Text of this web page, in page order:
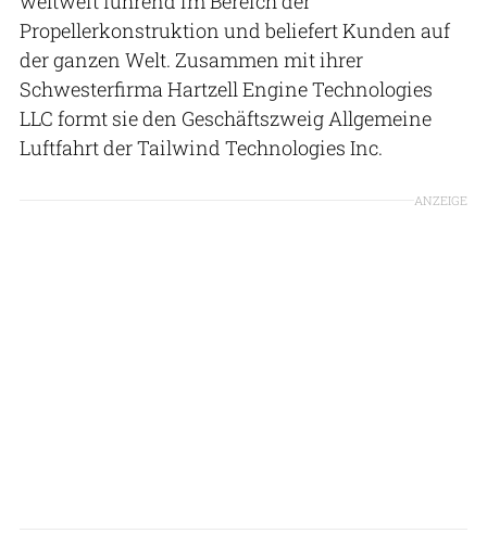
Propellerkonstruktion und beliefert Kunden auf
der ganzen Welt. Zusammen mit ihrer
Schwesterfirma Hartzell Engine Technologies
LLC formt sie den Geschäftszweig Allgemeine
Luftfahrt der Tailwind Technologies Inc.
ANZEIGE